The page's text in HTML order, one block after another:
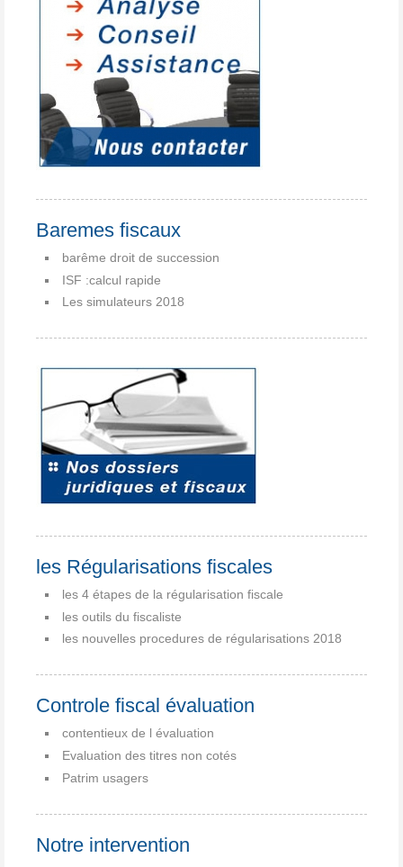
Baremes fiscaux
barême droit de succession
ISF :calcul rapide
Les simulateurs 2018
les Régularisations fiscales
les 4 étapes de la régularisation fiscale
les outils du fiscaliste
les nouvelles procedures de régularisations 2018
Controle fiscal évaluation
contentieux de l évaluation
Evaluation des titres non cotés
Patrim usagers
Notre intervention